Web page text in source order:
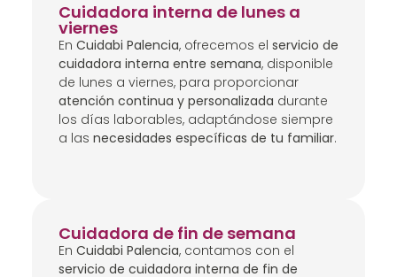
Cuidadora interna de lunes a
viernes
En Cuidabi Palencia, ofrecemos el servicio de
cuidadora interna entre semana, disponible
de lunes a viernes, para proporcionar
atención continua y personalizada durante
los días laborables, adaptándose siempre
a las necesidades específicas de tu familiar.
Cuidadora de fin de semana
En Cuidabi Palencia, contamos con el
servicio de cuidadora interna de fin de